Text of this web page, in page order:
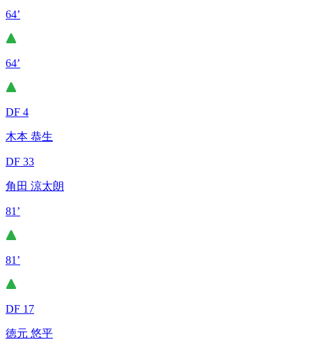
64’
64’
DF 4
木本 恭生
DF 33
角田 涼太朗
81’
81’
DF 17
徳元 悠平